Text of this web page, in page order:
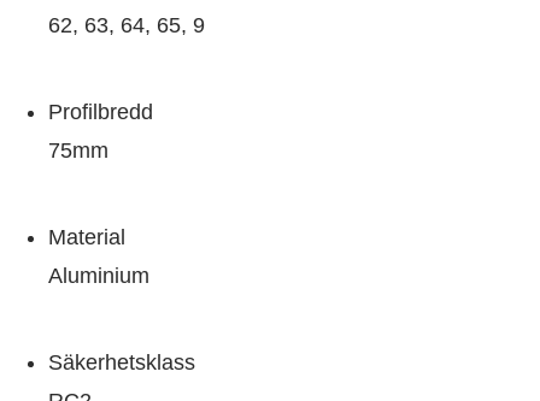
62, 63, 64, 65, 9
Profilbredd
75mm
Material
Aluminium
Säkerhetsklass